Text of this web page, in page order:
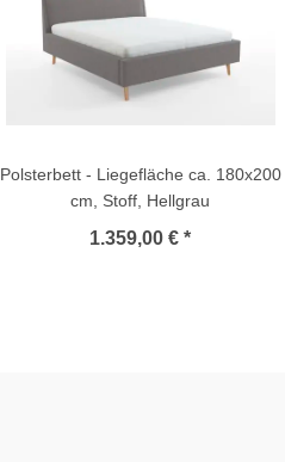
Polsterbett - Liegefläche ca. 180x200
cm, Stoff, Hellgrau
1.359,00 € *